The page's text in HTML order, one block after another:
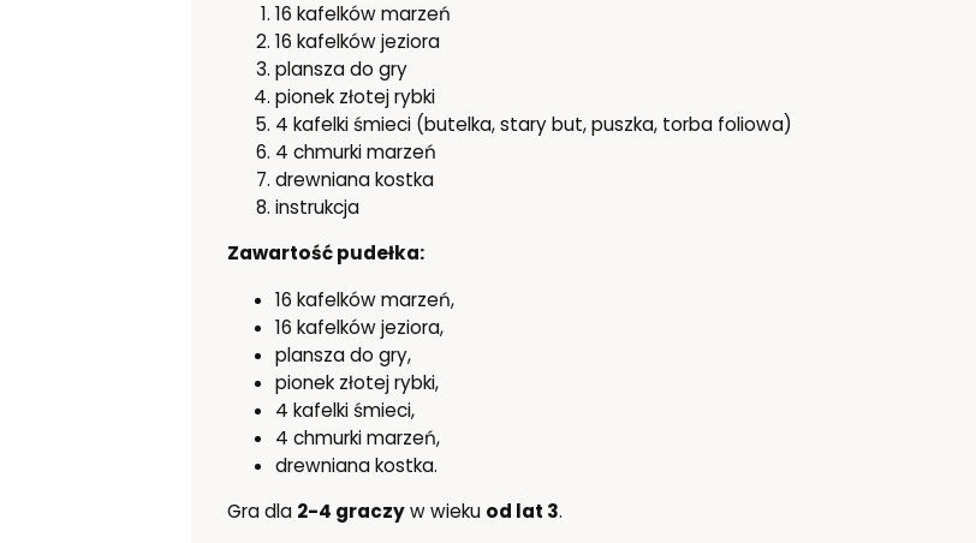
16 kafelków marzeń
16 kafelków jeziora
plansza do gry
pionek złotej rybki
4 kafelki śmieci (butelka, stary but, puszka, torba foliowa)
4 chmurki marzeń
drewniana kostka
instrukcja
Zawartość pudełka:
16 kafelków marzeń,
16 kafelków jeziora,
plansza do gry,
pionek złotej rybki,
4 kafelki śmieci,
4 chmurki marzeń,
drewniana kostka.
Gra dla 2-4 graczyw wieku od lat 3.